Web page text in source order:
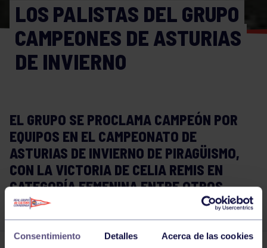
Consentimiento Detalles Acerca de las cookies
LOS PALISTAS DEL GRUPO
CAMPEONES DE ASTURIAS
DE INVIERNO
EL GRUPO SE PROCLAMA CAMPEÓN POR
EQUIPOS EN EL CAMPEONATO DE
ASTURIAS DE INVIERNO DE PIRAGÜISMO,
CON LA VICTORIA DE CELIA REMIS EN
CATEGORÍA FEMENINA ENTRE OTROS
EXCELENTES RESULTADOS.